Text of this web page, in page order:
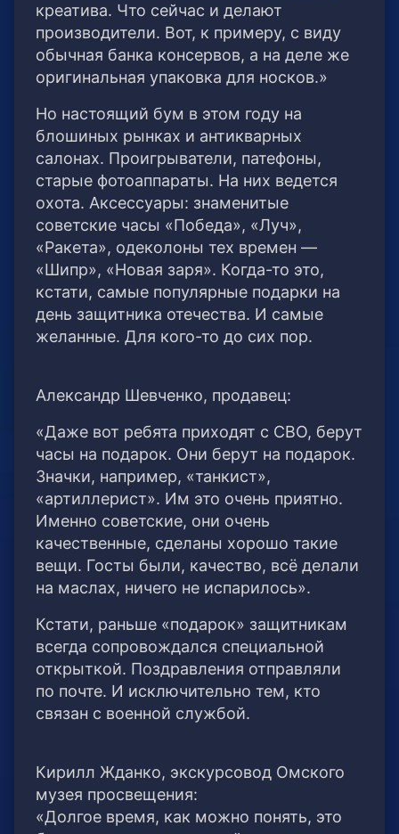
креатива. Что сейчас и делают
производители. Вот, к примеру, с виду
обычная банка консервов, а на деле же
оригинальная упаковка для носков.»
Но настоящий бум в этом году на
блошиных рынках и антикварных
салонах. Проигрыватели, патефоны,
старые фотоаппараты. На них ведется
охота. Аксессуары: знаменитые
советские часы «Победа», «Луч»,
«Ракета», одеколоны тех времен —
«Шипр», «Новая заря». Когда-то это,
кстати, самые популярные подарки на
день защитника отечества. И самые
желанные. Для кого-то до сих пор.
Александр Шевченко, продавец:
«Даже вот ребята приходят с СВО, берут
часы на подарок. Они берут на подарок.
Значки, например, «танкист»,
«артиллерист». Им это очень приятно.
Именно советские, они очень
качественные, сделаны хорошо такие
вещи. Госты были, качество, всё делали
на маслах, ничего не испарилось».
Кстати, раньше «подарок» защитникам
всегда сопровождался специальной
открыткой. Поздравления отправляли
по почте. И исключительно тем, кто
связан с военной службой.
Кирилл Жданко, экскурсовод Омского
музея просвещения:
«Долгое время, как можно понять, это